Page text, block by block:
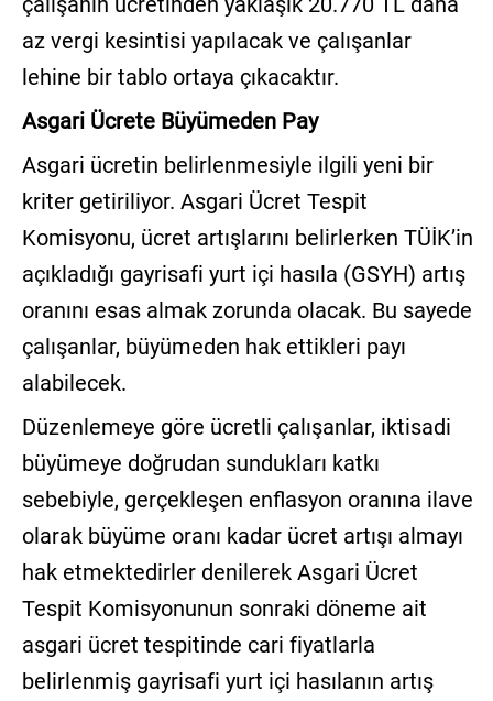
az vergi kesintisi yapılacak ve çalışanlar
lehine bir tablo ortaya çıkacaktır.
Asgari Ücrete Büyümeden Pay
Asgari ücretin belirlenmesiyle ilgili yeni bir
kriter getiriliyor. Asgari Ücret Tespit
Komisyonu, ücret artışlarını belirlerken TÜİK’in
açıkladığı gayrisafi yurt içi hasıla (GSYH) artış
oranını esas almak zorunda olacak. Bu sayede
çalışanlar, büyümeden hak ettikleri payı
alabilecek.
Düzenlemeye göre ücretli çalışanlar, iktisadi
büyümeye doğrudan sundukları katkı
sebebiyle, gerçekleşen enflasyon oranına ilave
olarak büyüme oranı kadar ücret artışı almayı
hak etmektedirler denilerek Asgari Ücret
Tespit Komisyonunun sonraki döneme ait
asgari ücret tespitinde cari fiyatlarla
belirlenmiş gayrisafi yurt içi hasılanın artış